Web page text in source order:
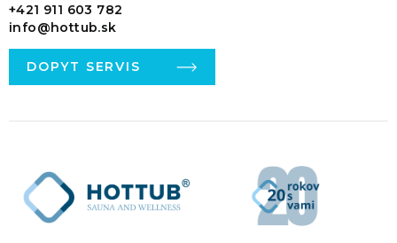
+421 911 603 782
info@hottub.sk
DOPYT SERVIS